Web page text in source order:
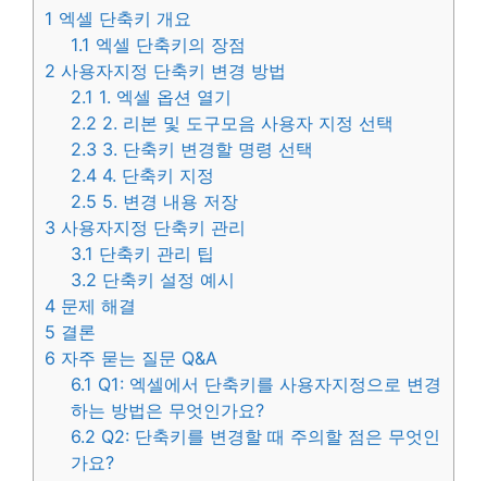
1 엑셀 단축키 개요
1.1 엑셀 단축키의 장점
2 사용자지정 단축키 변경 방법
2.1 1. 엑셀 옵션 열기
2.2 2. 리본 및 도구모음 사용자 지정 선택
2.3 3. 단축키 변경할 명령 선택
2.4 4. 단축키 지정
2.5 5. 변경 내용 저장
3 사용자지정 단축키 관리
3.1 단축키 관리 팁
3.2 단축키 설정 예시
4 문제 해결
5 결론
6 자주 묻는 질문 Q&A
6.1 Q1: 엑셀에서 단축키를 사용자지정으로 변경
하는 방법은 무엇인가요?
6.2 Q2: 단축키를 변경할 때 주의할 점은 무엇인
가요?